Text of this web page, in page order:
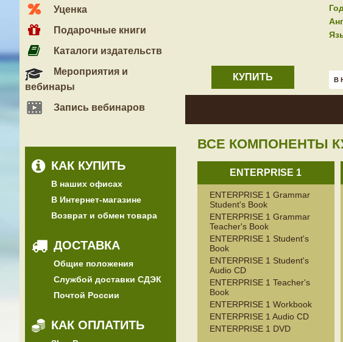
Уценка
Подарочные книги
Каталоги издательств
Мероприятия и
вебинары
Запись вебинаров
КАК КУПИТЬ
В наших офисах
В Интернет-магазине
Возврат и обмен товара
ДОСТАВКА
Общие положения
Службой доставки СДЭК
Почтой России
КАК ОПЛАТИТЬ
КУПИТЬ В
ВСЕ КОМПОНЕНТЫ
ENTERPRISE 1
ENTERPRISE 1 Grammar
Student's Book
ENTERPRISE 1 Grammar
Teacher's Book
ENTERPRISE 1 Student's
Book
ENTERPRISE 1 Student's
Audio CD
ENTERPRISE 1 Teacher's
Book
ENTERPRISE 1 Workbook
ENTERPRISE 1 Audio CD
ENTERPRISE 1 DVD